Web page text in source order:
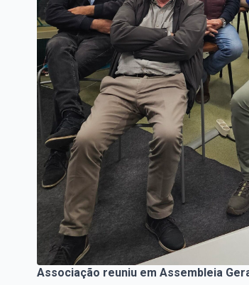
Associação reuniu em Assembleia